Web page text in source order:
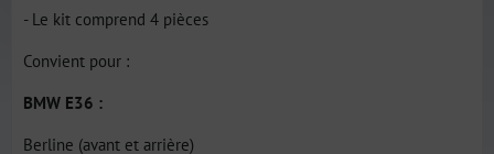
- Le kit comprend 4 pièces
Convient pour :
BMW E36 :
Berline (avant et arrière)